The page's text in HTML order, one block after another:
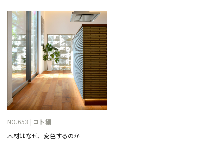
NO.653 | コト編
木材はなぜ、変色するのか